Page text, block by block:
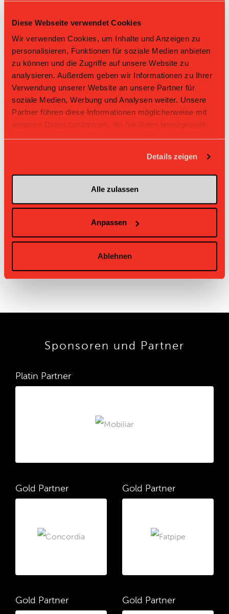
Diese Webseite verwendet Cookies
Wir verwenden Cookies, um Inhalte und Anzeigen zu
personalisieren, Funktionen für soziale Medien anbieten
zu können und die Zugriffe auf unsere Website zu
analysieren. Außerdem geben wir Informationen zu Ihrer
Verwendung unserer Website an unsere Partner für
soziale Medien, Werbung und Analysen weiter. Unsere
Partner führen diese Informationen möglicherweise mit
weiteren Daten zusammen, die Sie ihnen bereitgestellt
Details zeigen
Alle zulassen
Anpassen
Ablehnen
9 Racoons 18 -53 0.389 7
10 Tramelan 18 -58 0.333
Direktbegegnungen
Zeit Heim Gast Resultat
UHC W.W.
UHC
Schüpfen-
7:3
UHC Burgdorf
20.12.2020 13:35
UHC W.W.
UHC
-:-
17.09.2016 19:30 UHC Burgdorf
Schüpfen-
Busswil
8:11
Sponsoren und Partner
Platin Partner
Gold Partner Gold Partner
Gold Partner Gold Partner